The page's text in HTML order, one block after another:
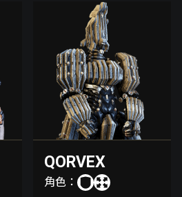
QORVEX
角色：